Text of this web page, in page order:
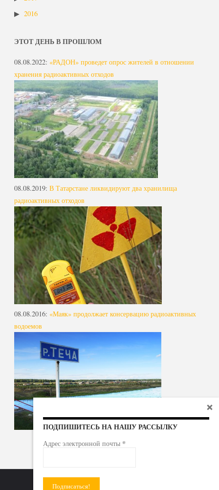
2016
ЭТОТ ДЕНЬ В ПРОШЛОМ
08.08.2022: «РАДОН» проведет опрос жителей в отношении
хранения радиоактивных отходов
08.08.2019: В Татарстане ликвидируют два хранилища
радиоактивных отходов
08.08.2016: «Маяк» продолжает консервацию радиоактивных
водоемов
ПОДПИШИТЕСЬ НА НАШУ РАССЫЛКУ
Адрес электронной почты *